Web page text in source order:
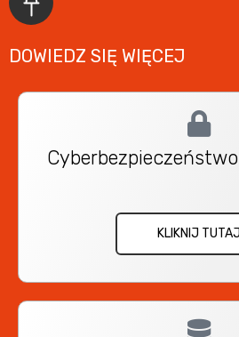
DOWIEDZ SIĘ WIĘCEJ
KLIKNIJ TUTAJ